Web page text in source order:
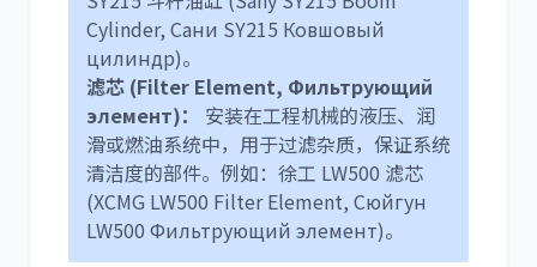
尼桑
Cylinder, Сани SY215 Ковшовый
цилиндр)。
滤芯 (Filter Element, Фильтрующий
элемент)：
安装在工程机械的液压、润
滑或燃油系统中，用于过滤杂质，保证系统
清洁度的部件。例如：徐工 LW500 滤芯
(XCMG LW500 Filter Element, Сюйгун
LW500 Фильтрующий элемент)。